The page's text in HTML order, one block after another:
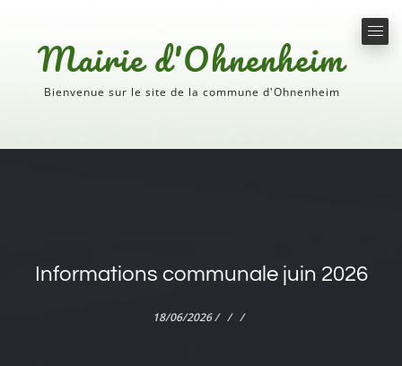
Mairie d'Ohnenheim
Bienvenue sur le site de la commune d'Ohnenheim
Informations communale juin 2026
18/06/2026